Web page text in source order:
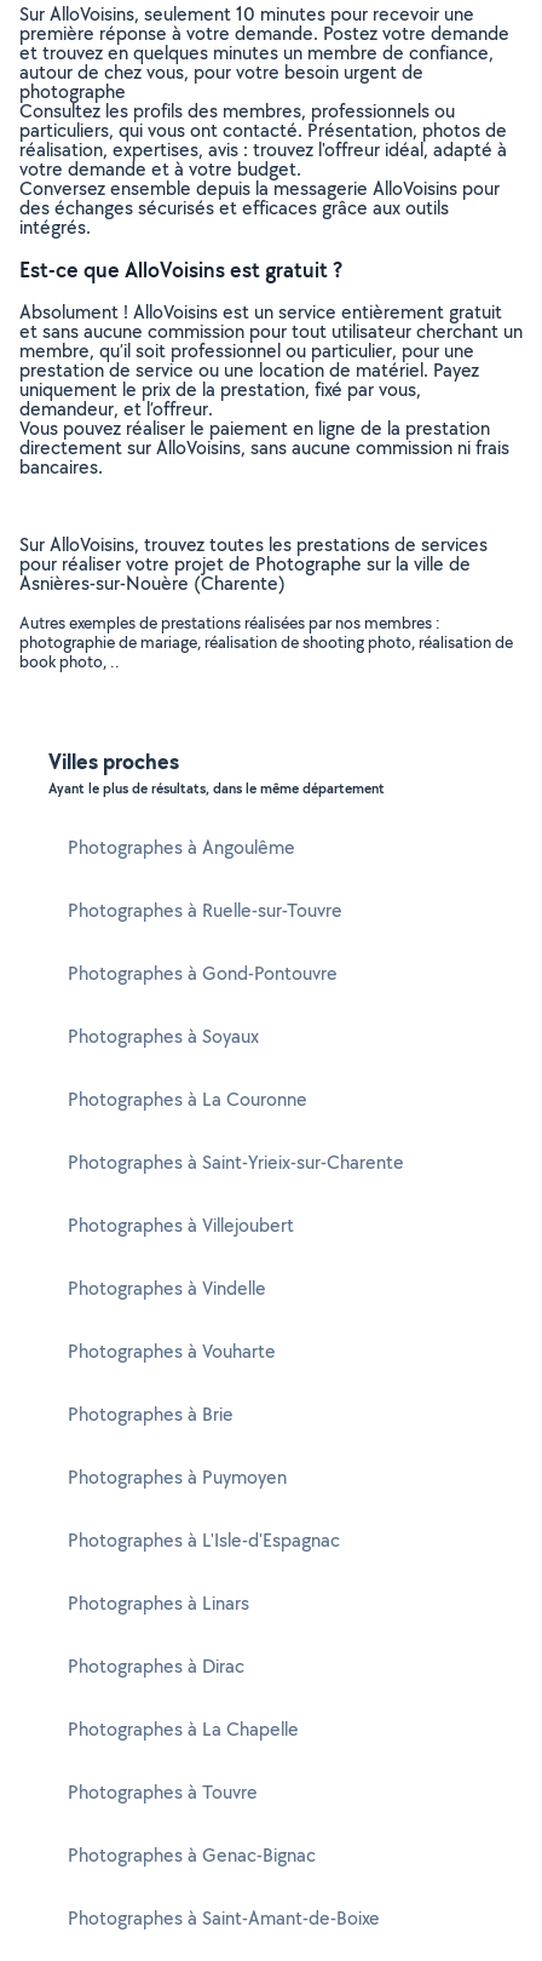
Sur AlloVoisins, seulement 10 minutes pour recevoir une
première réponse à votre demande. Postez votre demande
et trouvez en quelques minutes un membre de confiance,
autour de chez vous, pour votre besoin urgent de
photographe
Consultez les profils des membres, professionnels ou
particuliers, qui vous ont contacté. Présentation, photos de
réalisation, expertises, avis : trouvez l'offreur idéal, adapté à
votre demande et à votre budget.
Conversez ensemble depuis la messagerie AlloVoisins pour
des échanges sécurisés et efficaces grâce aux outils
intégrés.
Est-ce que AlloVoisins est gratuit ?
Absolument ! AlloVoisins est un service entièrement gratuit
et sans aucune commission pour tout utilisateur cherchant un
membre, qu’il soit professionnel ou particulier, pour une
prestation de service ou une location de matériel. Payez
uniquement le prix de la prestation, fixé par vous,
demandeur, et l’offreur.
Vous pouvez réaliser le paiement en ligne de la prestation
directement sur AlloVoisins, sans aucune commission ni frais
bancaires.
Sur AlloVoisins, trouvez toutes les prestations de services
pour réaliser votre projet de Photographe sur la ville de
Asnières-sur-Nouère (Charente)
Autres exemples de prestations réalisées par nos membres :
photographie de mariage, réalisation de shooting photo, réalisation de
book photo, ..
Villes proches
Ayant le plus de résultats, dans le même département
Photographes à Angoulême
Photographes à Ruelle-sur-Touvre
Photographes à Gond-Pontouvre
Photographes à Soyaux
Photographes à La Couronne
Photographes à Saint-Yrieix-sur-Charente
Photographes à Villejoubert
Photographes à Vindelle
Photographes à Vouharte
Photographes à Brie
Photographes à Puymoyen
Photographes à L'Isle-d'Espagnac
Photographes à Linars
Photographes à Dirac
Photographes à La Chapelle
Photographes à Touvre
Photographes à Genac-Bignac
Photographes à Saint-Amant-de-Boixe